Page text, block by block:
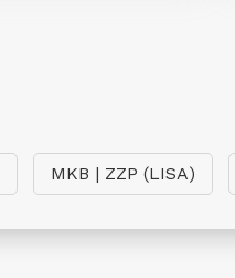
MKB | ZZP (LISA)